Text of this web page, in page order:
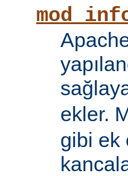
ekler.
gibi ek